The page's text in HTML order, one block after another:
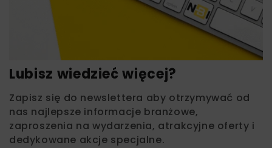
Lubisz wiedzieć więcej?
Zapisz się do newslettera aby otrzymywać od
nas najlepsze informacje branżowe,
zaproszenia na wydarzenia, atrakcyjne oferty i
dedykowane akcje specjalne.